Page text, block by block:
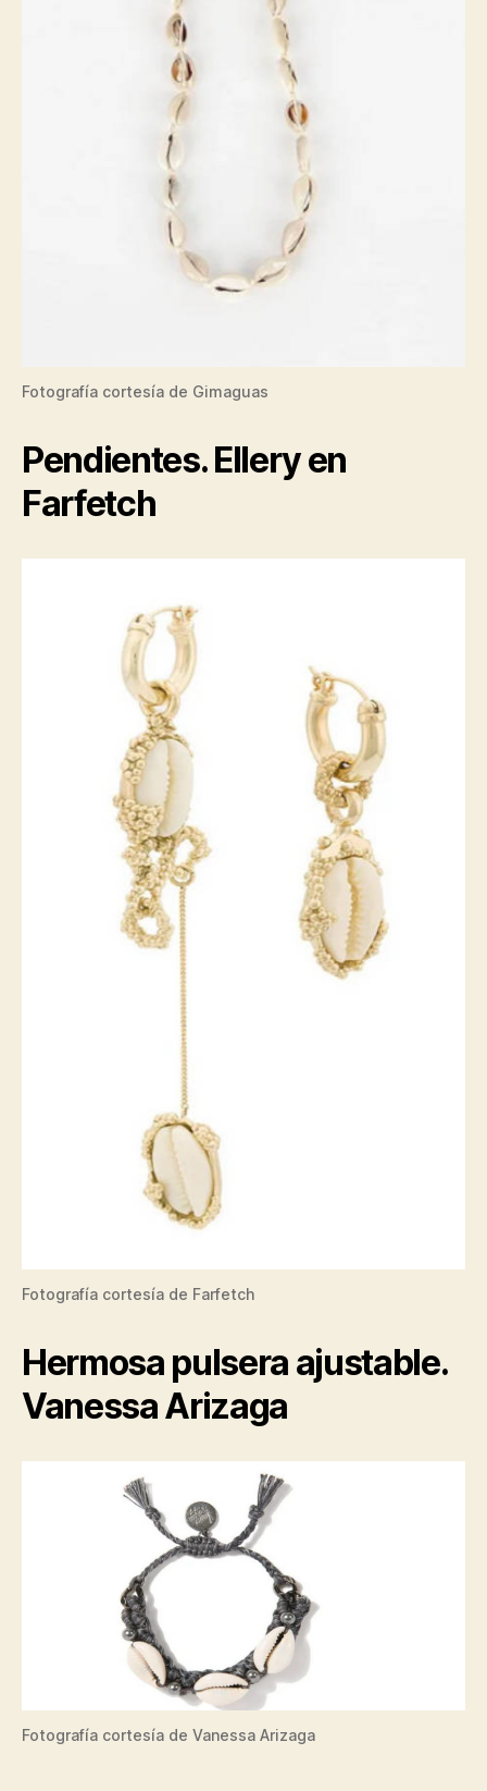
Fotografía cortesía de Gimaguas
Pendientes. Ellery en
Farfetch
Fotografía cortesía de Farfetch
Hermosa pulsera ajustable.
Vanessa Arizaga
Fotografía cortesía de Vanessa Arizaga